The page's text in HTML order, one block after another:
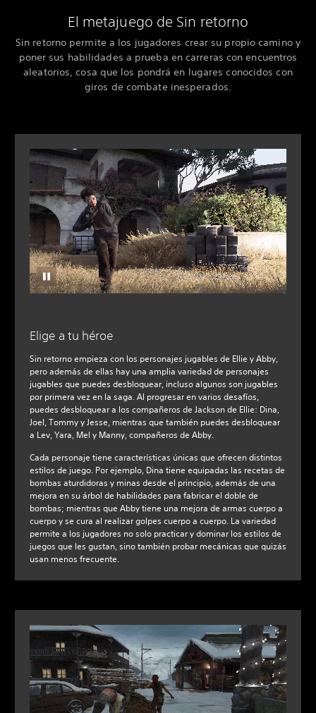
El metajuego de Sin retorno
Sin retorno permite a los jugadores crear su propio camino y
poner sus habilidades a prueba en carreras con encuentros
aleatorios, cosa que los pondrá en lugares conocidos con
giros de combate inesperados.
Elige a tu héroe
Sin retorno empieza con los personajes jugables de Ellie y Abby,
pero además de ellas hay una amplia variedad de personajes
jugables que puedes desbloquear, incluso algunos son jugables
por primera vez en la saga. Al progresar en varios desafíos,
puedes desbloquear a los compañeros de Jackson de Ellie: Dina,
Joel, Tommy y Jesse, mientras que también puedes desbloquear
a Lev, Yara, Mel y Manny, compañeros de Abby.
Cada personaje tiene características únicas que ofrecen distintos
estilos de juego. Por ejemplo, Dina tiene equipadas las recetas de
bombas aturdidoras y minas desde el principio, además de una
mejora en su árbol de habilidades para fabricar el doble de
bombas; mientras que Abby tiene una mejora de armas cuerpo a
cuerpo y se cura al realizar golpes cuerpo a cuerpo. La variedad
permite a los jugadores no solo practicar y dominar los estilos de
juegos que les gustan, sino también probar mecánicas que quizás
usan menos frecuente.